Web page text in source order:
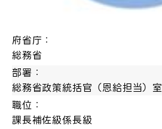
府省庁：
総務省
部署：
総務省政策統括官（恩給担当）室
職位：
課長補佐級係長級